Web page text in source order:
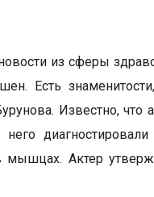
из сферы
Есть
Известно, что
Актер